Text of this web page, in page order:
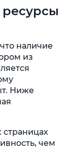
ресурсы
наличие
из
Ниже
страницах
чем